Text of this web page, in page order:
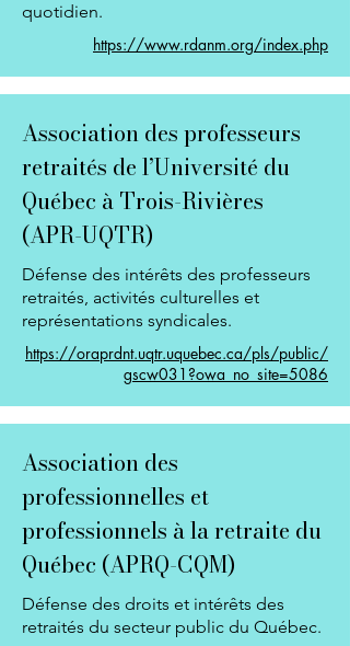
quotidien.
https://www.rdanm.org/index.php
Association des professeurs
retraités de l’Université du
Québec à Trois-Rivières
(APR-UQTR)
Défense des intérêts des professeurs
retraités, activités culturelles et
représentations syndicales.
https://oraprdnt.uqtr.uquebec.ca/pls/public/
gscw031?owa_no_site=5086
Association des
professionnelles et
professionnels à la retraite du
Québec (APRQ-CQM)
Défense des droits et intérêts des
retraités du secteur public du Québec.